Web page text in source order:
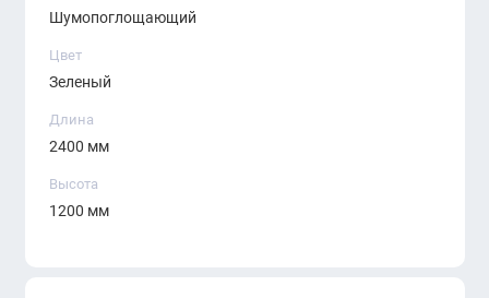
Шумопоглощающий
Цвет
Зеленый
Длина
2400 мм
Высота
1200 мм